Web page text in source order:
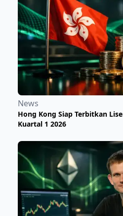
News
Hong Kong Siap Terbitkan
Kuartal 1 2026